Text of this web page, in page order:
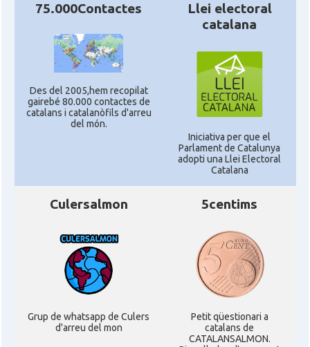
75.000Contactes
Des del 2005,hem recopilat
gairebé 80.000 contactes de
catalans i catalanòfils d'arreu
del món.
Llei electoral
catalana
Iniciativa per que el
Parlament de Catalunya
adopti una Llei Electoral
Catalana
Culersalmon
Grup de whatsapp de Culers
d'arreu del mon
5centims
Petit qüestionari a
catalans de
CATALANSALMON.